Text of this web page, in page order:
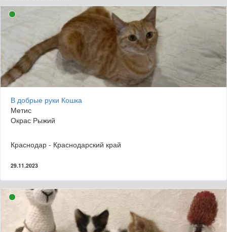
В добрые руки Кошка
Метис
Окрас Рыжий
Краснодар - Краснодарский край
29.11.2023